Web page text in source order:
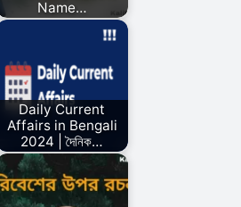
Name…
Daily Current
Affairs in Bengali
2024 | দৈনিক…